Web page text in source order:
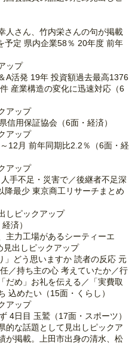
人さん、竹内栄さんの句が掲載
予定 県内企業58％ 20年度 前年
ップ
A活発 19年 投資額過去最高1376
産業構造の変化に迅速対応（6
アップ
信用保証協会（6面・経済）
アップ
12月 前年同期比2.2％（6面・経
アップ
手不足・災害で／後継者不足深
最少 東京商工リサーチまとめ
しピックアップ
済）
主力工場があるシーティーエ
見出しピックアップ
」どう思いますか 読者の反応 元
／持ち主の心 考えていたか／行
だめ」お礼を伝える／「実費取
込めたい（15面・くらし）
アップ
4日目 玉鷲（17面・スポーツ）
的な話題として見出しピックア
が掲載。上田市出身の清水、松